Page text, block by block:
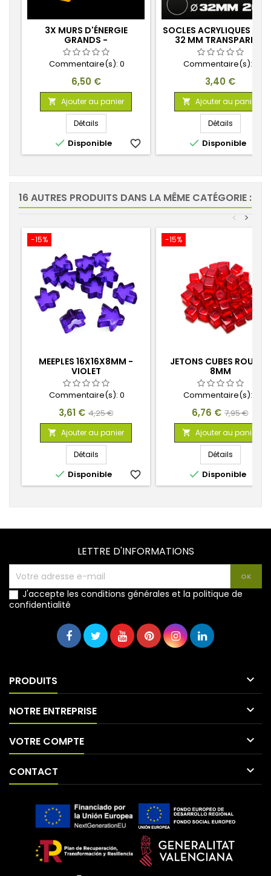
3X MURS D'ÉNERGIE
GRANDS -
PHOSPHORESZIEREND
ORANGE
Commentaire(s): 0
Prix
6,50 €
 Ajouter au panier
Détails
 Disponible favorite_border
SOCLES ACRYLIQUES
32 MM TRANSPARENT
Commentaire(s):
Prix
3,40 €
 Ajouter au panier
Détails
 Disponible
16 AUTRES PRODUITS DANS LA MÊME CATÉGORIE :
>
<
-15%
MEEPLES 16X16X8MM -
VIOLET
Commentaire(s): 0
Prix
3,61 € Prix
de
base
4,25 €
 Ajouter au panier
Détails
 Disponible favorite_border
-15%
JETONS CUBES ROUGES
8MM
Commentaire(s):
Prix
6,76 € Prix
de
base
7,95 €
 Ajouter au panier
Détails
 Disponible
LETTRE D'INFORMATIONS
J'accepte les conditions générales et la politique de
confidentialité
PRODUITS 
NOTRE ENTREPRISE 
VOTRE COMPTE 
CONTACT 